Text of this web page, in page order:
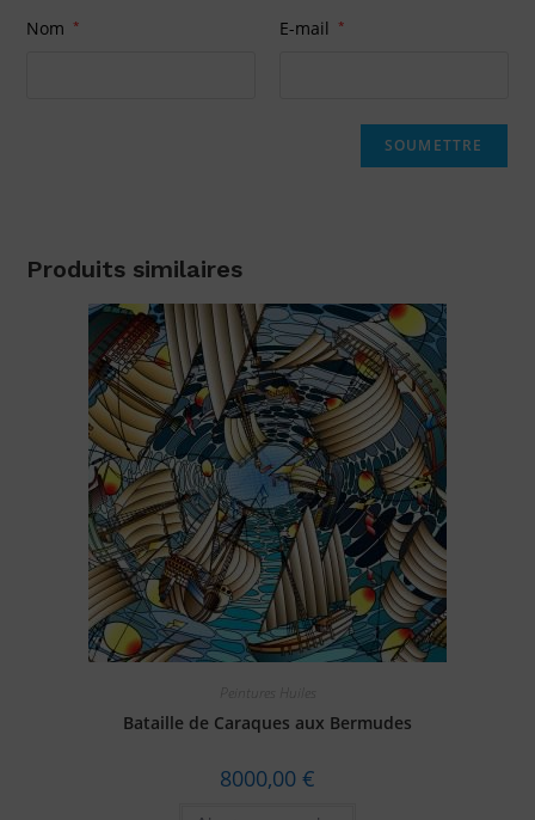
Nom * E-mail *
Produits similaires
Peintures Huiles
Bataille de Caraques aux Bermudes
8000,00 €